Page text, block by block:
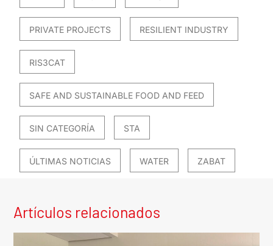
PRIVATE PROJECTS RESILIENT INDUSTRY
RIS3CAT
SAFE AND SUSTAINABLE FOOD AND FEED
SIN CATEGORÍA STA
ÚLTIMAS NOTICIAS WATER ZABAT
Artículos relacionados